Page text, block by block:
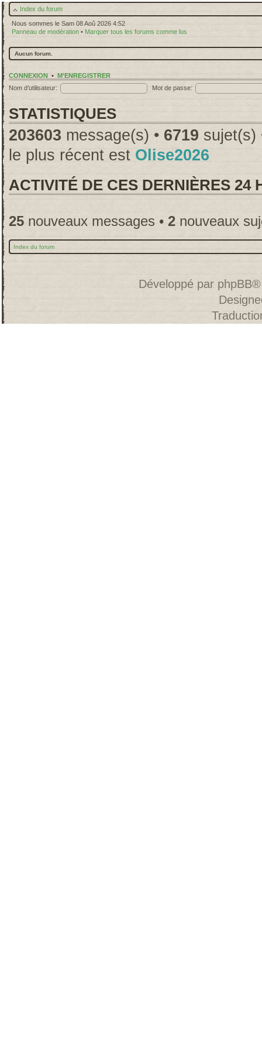
Index du forum
Nous sommes le Sam 08 Aoû 2026 4:52
Panneau de modération • Marquer tous les forums comme lus
Aucun forum.
CONNEXION • M’ENREGISTRER
Nom d’utilisateur:
Mot de passe:
STATISTIQUES
203603 message(s) • 6719 sujet(s)
le plus récent est Olise2026
ACTIVITÉ DE CES DERNIÈRES 24
25 nouveaux messages • 2 nouveaux
Index du forum
Développé par phpBB®